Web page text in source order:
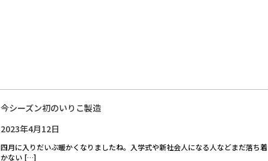
今シーズン初のいりこ製造
2023年4月12日
四月に入りだいぶ暖かくなりましたね。入学式や新社会人になる人などまだ落ち着
かない […]